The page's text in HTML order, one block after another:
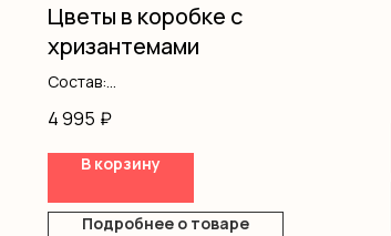
Цветы в коробке с
хризантемами
Состав:
Лилии
Кустовые розы
Оазис
Сумочка
4 995 ₽
В корзину
Подробнее о товаре